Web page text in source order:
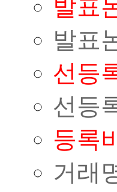
발표
발표
선등
선등
등록
거래